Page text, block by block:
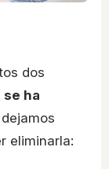
dos
se ha
dejamos
eliminarla: